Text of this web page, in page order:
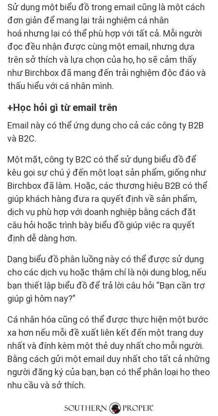
Sử dụng một biểu đồ trong email cũng là một cách
đơn giản để mang lại trải nghiệm cá nhân
hoá nhưng lại có thể phù hợp với tất cả. Mỗi người
đọc đều nhận được cùng một email, nhưng dựa
trên sở thích và lựa chọn của họ, họ sẽ cảm thấy
như Birchbox đã mang đến trải nghiệm độc đáo và
thấu hiểu với cá nhân mình.
Học hỏi gì từ email trên
Email này có thể ứng dụng cho cả các công ty B2B
và B2C.
Một mặt, công ty B2C có thể sử dụng biểu đồ để
kêu gọi sự chú ý đến một loạt sản phẩm, giống như
Birchbox đã làm. Hoặc, các thương hiệu B2B có thể
giúp khách hàng đưa ra quyết định về sản phẩm,
dịch vụ phù hợp với doanh nghiệp bằng cách đặt
câu hỏi hoặc trình bày biểu đồ giúp việc ra quyết
định dễ dàng hơn.
Dạng biểu đồ phân luồng này có thể được sử dụng
cho các dịch vụ hoặc thậm chí là nội dung blog, nếu
bạn thiết lập biểu đồ để trả lời câu hỏi “Bạn cần trợ
giúp gì hôm nay?”
Cá nhân hóa cũng có thể được thực hiện một bước
xa hơn nếu mỗi đề xuất liên kết đến một trang duy
nhất và đính kèm một thẻ duy nhất cho mỗi người.
Bằng cách gửi một email duy nhất cho tất cả những
người đăng ký của bạn, bạn có thể phân loại họ theo
nhu cầu và sở thích.